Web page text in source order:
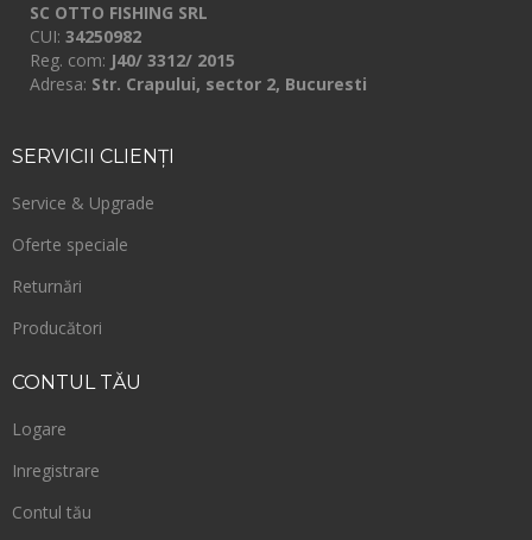
SC OTTO FISHING SRL
CUI: 34250982
Reg. com: J40/ 3312/ 2015
Adresa: Str. Crapului, sector 2, Bucuresti
SERVICII CLIENŢI
Service & Upgrade
Oferte speciale
Returnări
Producători
CONTULTĂU
Logare
Inregistrare
Contul tău